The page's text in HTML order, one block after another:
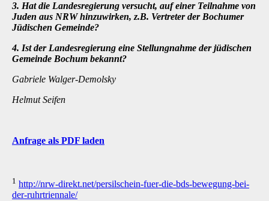
3. Hat die Landesregierung versucht, auf einer Teilnahme von
Juden aus NRW hinzuwirken, z.B. Vertreter der Bochumer
Jüdischen Gemeinde?
4. Ist der Landesregierung eine Stellungnahme der jüdischen
Gemeinde Bochum bekannt?
Gabriele Walger-Demolsky
Helmut Seifen
Anfrage als PDF laden
1 http://nrw-direkt.net/persilschein-fuer-die-bds-bewegung-bei-
der-ruhrtriennale/